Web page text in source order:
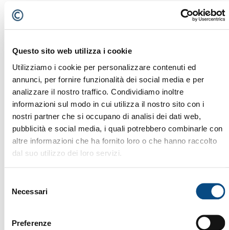
Questo sito web utilizza i cookie
Utilizziamo i cookie per personalizzare contenuti ed
annunci, per fornire funzionalità dei social media e per
analizzare il nostro traffico. Condividiamo inoltre
informazioni sul modo in cui utilizza il nostro sito con i
nostri partner che si occupano di analisi dei dati web,
pubblicità e social media, i quali potrebbero combinarle con
altre informazioni che ha fornito loro o che hanno raccolto
dal suo utilizzo dei loro servizi.
delNecessari
Preferenze